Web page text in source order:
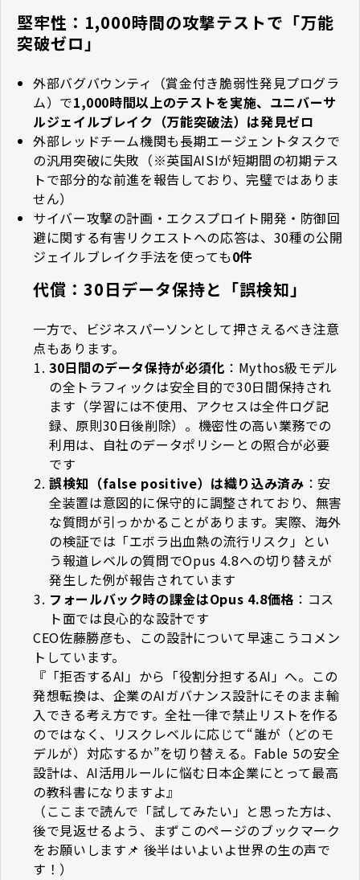
堅牢性：1,000時間の攻撃テストで「万能
突破ゼロ」
外部バグバウンティ（賞金付き脆弱性発見プログラ
ム）で1,000時間以上のテストを実施、ユニバーサ
ルジェイルブレイク（万能突破法）は発見ゼロ
外部レッドチーム機関も長期エージェントタスクで
の汎用突破に失敗（※英国AISIが短期間の初期テス
トで部分的な前進を報告しており、完璧ではありま
せん）
サイバー攻撃の計画・エクスプロイト開発・防御回
避に関する有害リクエストへの応答は、30種の公開
ジェイルブレイク手法を使っても0件
代償：30日データ保持と「誤検知」
一方で、ビジネスパーソンとして押さえるべき注意
点もあります。
30日間のデータ保持が必須化 ：Mythos級モデル
の全トラフィックは安全目的で30日間保持され
ます（学習には不使用、アクセスは全件ログ記
録、原則30日後削除）。機密性の高い業務での
利用は、自社のデータポリシーとの照合が必要
です
誤検知（false positive）は織り込み済み ：安
全装置は意図的に保守的に調整されており、無害
な質問が引っかかることがあります。実際、海外
の検証では「エボラ出血熱の流行リスク」とい
う報道レベルの質問でOpus 4.8への切り替えが
発生した例が報告されています
フォールバック時の課金はOpus 4.8価格 ：コス
ト面では良心的な設計です
CEO佐藤勝彦も、この設計について早速こうコメン
トしています。
『「拒否するAI」から「役割分担するAI」へ。この
発想転換は、企業のAIガバナンス設計にそのまま輸
入できる考え方です。全社一律で禁止リストを作る
のではなく、リスクレベルに応じて“誰が（どのモ
デルが）対応するか”を切り替える。Fable 5の安全
設計は、AI活用ルールに悩む日本企業にとって最高
の教科書になりますよ』
（ここまで読んで「試してみたい」と思った方は、
後で見返せるよう、まずこのページのブックマーク
をお願いします📌 後半はいよいよ世界の生の声で
す！）